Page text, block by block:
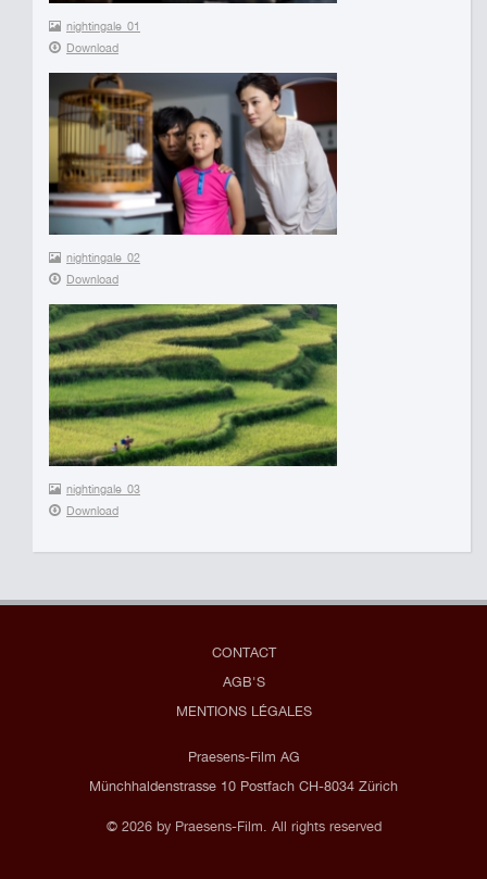
nightingale_01
Download
nightingale_02
Download
nightingale_03
Download
CONTACT
AGB'S
MENTIONS LÉGALES
Praesens-Film AG
Münchhaldenstrasse 10 Postfach CH-8034 Zürich
© 2026 by Praesens-Film. All rights reserved